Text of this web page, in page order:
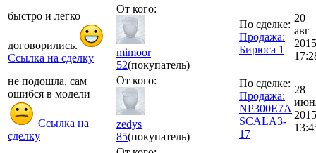
быстро и легко
договорились.
Ссылка на сделку
От кого:
mimoor
52(покупатель)
По сделке:
Продажа:
Бирюса 1
20
авг
2015
не подошла, сам
ошибся в модели
Ссылка на
сделку
От кого:
zedys
85(покупатель)
По сделке:
Продажа:
NP300E7A
SCALA3-
17
28
2015